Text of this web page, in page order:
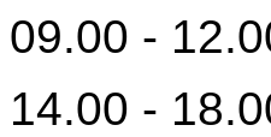
09.00 -
14.00 -